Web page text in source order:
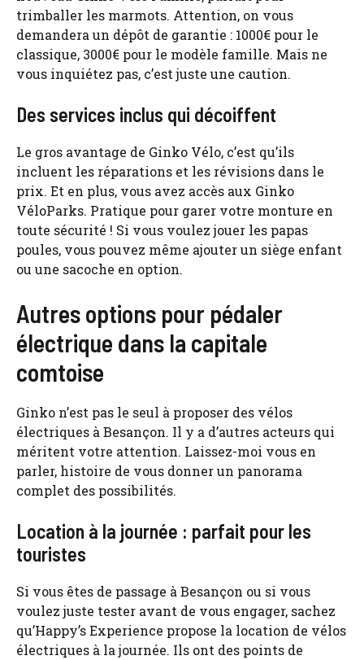
trimballer les marmots. Attention, on vous
demandera un dépôt de garantie : 1000€ pour le
classique, 3000€ pour le modèle famille. Mais ne
vous inquiétez pas, c’est juste une caution.
Des services inclus qui décoiffent
Le gros avantage de Ginko Vélo, c’est qu’ils
incluent les réparations et les révisions dans le
prix. Et en plus, vous avez accès aux Ginko
VéloParks. Pratique pour garer votre monture en
toute sécurité ! Si vous voulez jouer les papas
poules, vous pouvez même ajouter un siège enfant
ou une sacoche en option.
Autres options pour pédaler
électrique dans la capitale
comtoise
Ginko n’est pas le seul à proposer des vélos
électriques à Besançon. Il y a d’autres acteurs qui
méritent votre attention. Laissez-moi vous en
parler, histoire de vous donner un panorama
complet des possibilités.
Location à la journée : parfait pour les
touristes
Si vous êtes de passage à Besançon ou si vous
voulez juste tester avant de vous engager, sachez
qu’Happy’s Experience propose la location de vélos
électriques à la journée. Ils ont des points de